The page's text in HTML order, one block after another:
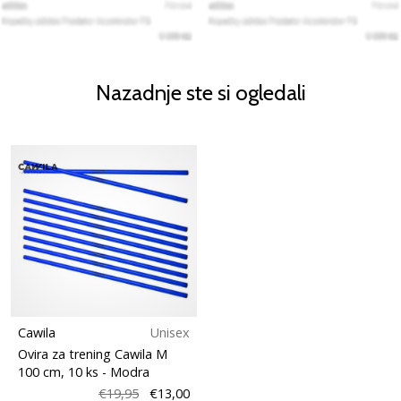
Nazadnje ste si ogledali
Cawila
Unisex
Ovira za trening Cawila M
100 cm, 10 ks - Modra
€19,95
€13,00